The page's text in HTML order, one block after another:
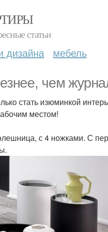
статьи
дизайна мебель
чем
стать изюминкой
местом!
с 4 ножками. С